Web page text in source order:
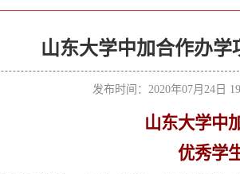
山东大学中加合作办
发布时间：2020年07月24
山东大学中
优秀学